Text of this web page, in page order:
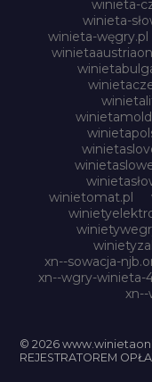
winieta-
winieta-
winieta-węgry.pl
winietomat.pl
xn--sowacja-
xn--wgry-winieta-
© 2026
REJESTRATOREM